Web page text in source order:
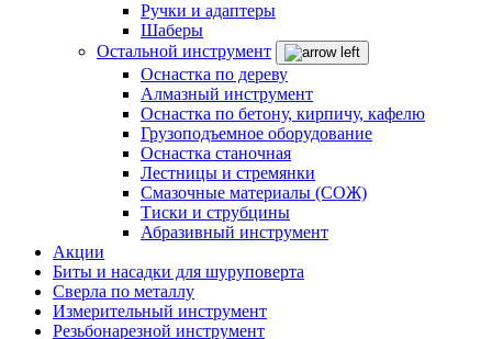
Ручки и адаптеры
Шаберы
Остальной инструмент
Оснастка по дереву
Алмазный инструмент
Оснастка по бетону, кирпичу, кафелю
Грузоподъемное оборудование
Оснастка станочная
Лестницы и стремянки
Смазочные материалы (СОЖ)
Тиски и струбцины
Абразивный инструмент
Акции
Биты и насадки для шуруповерта
Сверла по металлу
Измерительный инструмент
Резьбонарезной инструмент